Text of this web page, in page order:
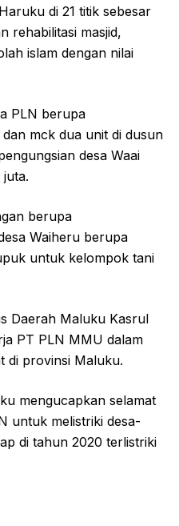
di 21 titik sebesar
rehabilitasi masjid,
islam dengan nilai
PLN berupa
mck dua unit di dusun
desa Waai
berupa
Waiheru berupa
untuk kelompok tani
Daerah Maluku Kasrul
PT PLN MMU dalam
di provinsi Maluku.
mengucapkan selamat
untuk melistriki desa-
di tahun 2020 terlistriki